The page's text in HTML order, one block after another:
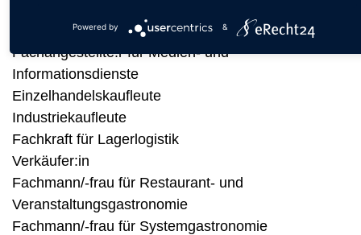
Verwaltungsbetriebswirtschaft (mind. FH-Reife)
Fachangestellte:r für Medien- und
Informationsdienste
Einzelhandelskaufleute
Industriekaufleute
Fachkraft für Lagerlogistik
Verkäufer:in
Fachmann/-frau für Restaurant- und
Veranstaltungsgastronomie
Fachmann/-frau für Systemgastronomie
Powered by &